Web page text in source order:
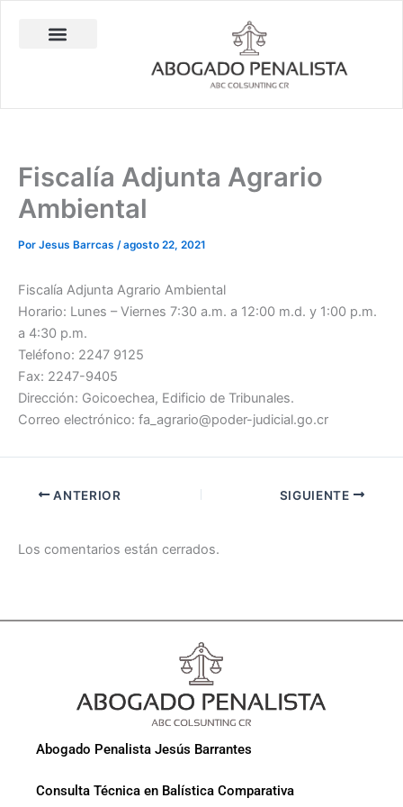
Fiscalía Adjunta Agrario
Ambiental
Por Jesus Barrcas /agosto 22, 2021
Fiscalía Adjunta Agrario Ambiental
Horario: Lunes – Viernes 7:30 a.m. a 12:00 m.d. y 1:00 p.m.
a 4:30 p.m.
Teléfono: 2247 9125
Fax: 2247-9405
Dirección: Goicoechea, Edificio de Tribunales.
Correo electrónico: fa_agrario@poder-judicial.go.cr
ANTERIOR SIGUIENTE
Los comentarios están cerrados.
Abogado Penalista Jesús Barrantes
Consulta Técnica en Balística Comparativa